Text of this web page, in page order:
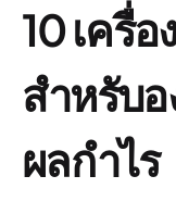
10 เครื่
สำหรับ
ผลกำไร